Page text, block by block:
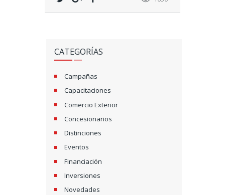
CATEGORÍAS
Campañas
Capacitaciones
Comercio Exterior
Concesionarios
Distinciones
Eventos
Financiación
Inversiones
Novedades